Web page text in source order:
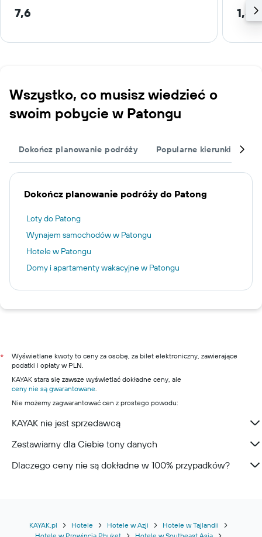
7,6 1,8
Wszystko, co musisz wiedzieć o
swoim pobycie w Patongu
Dokończ planowanie podróży Popularne kierunki
Dokończ planowanie podróży do Patong
Loty do Patong
Wynajem samochodów w Patongu
Hotele w Patongu
Domy i apartamenty wakacyjne w Patongu
*
Wyświetlane kwoty to ceny za osobę, za bilet elektroniczny, zawierające
podatki i opłaty w PLN.
KAYAK stara się zawsze wyświetlać dokładne ceny, ale
ceny nie są gwarantowane.
Nie możemy zagwarantować cen z prostego powodu:
KAYAK nie jest sprzedawcą
Zestawiamy dla Ciebie tony danych
Dlaczego ceny nie są dokładne w 100% przypadków?
KAYAK.pl Hotele Hotele w Azji
Hotele w Tajlandii